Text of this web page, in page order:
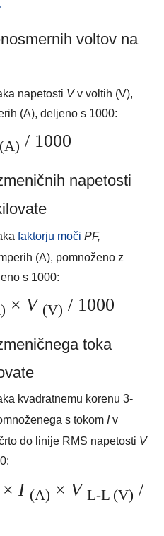
voltov na
napetosti Vv voltih (V),
(A), deljeno s 1000:
(A) / 1000
napetosti
faktorju moči PF,
(A), pomnoženo z
s 1000:
× V (V) / 1000
toka
kvadratnemu korenu 3-
s tokom Iv
do linije RMS napetosti V
× I (A) × VL-L (V) /